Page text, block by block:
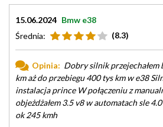
15.06.2024 Bmw e38
Średnia:
(8.3)
Opinia: Dobry silnik
km aż do przebiegu 400 tys km w e38
instalacja prince W połączeniu z
objeżdżałem 3.5 v8 w automatach sle 4.0
ok 245 kmh